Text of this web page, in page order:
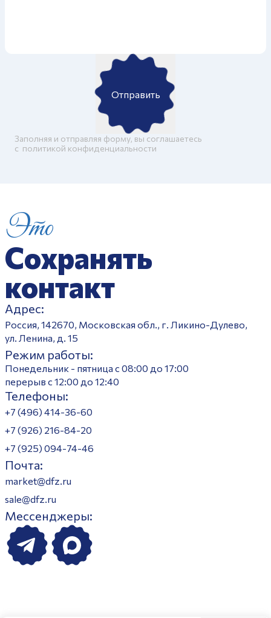
Отправить
Заполняя и отправляя форму, вы соглашаетесь
c политикой конфиденциальности
Это
Сохранять
контакт
Адрес:
Россия, 142670, Московская обл., г. Ликино-Дулево,
ул. Ленина, д. 15
Режим работы:
Понедельник - пятница с 08:00 до 17:00
перерыв с 12:00 до 12:40
Телефоны:
+7 (496) 414-36-60
+7 (926) 216-84-20
+7 (925) 094-74-46
Почта:
market@dfz.ru
sale@dfz.ru
Мессенджеры: